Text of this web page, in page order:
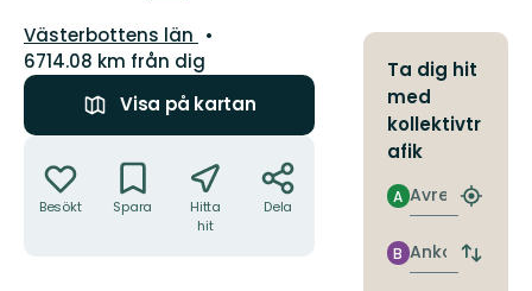
Län:
Västerbottens län
6714.08 km från dig
Visa på kartan
Besökt Spara
Hitta
hit
Dela
Ta dig hit
med
kollektivtr
afik
Avresa
A
Hitta
Ankomst
B
Byt